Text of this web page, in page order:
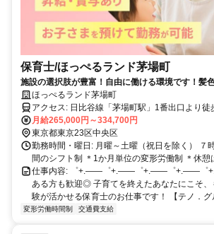
保育士/ほっぺるランド茅場町
施設の選択肢が豊富！自由に働ける環境です！髪
宅支援制度あり
ほっぺるランド茅場町
アクセス: 日比谷線「茅場町駅」1番出口より
月給265,000円～334,700円
東京都東京23区中央区
勤務時間・曜日: 月曜～土曜（祝日を除く） ７
間のシフト制 ＊1か月単位の変形労働制 ＊休憩
仕事内容: ゜+.――゜+.――゜+.――゜+.――゜
ある方も歓迎◎ 子育てを終えたあなたにこそ
験が活かせる保育士のお仕事です！ 【テノ．グ
変形労働時間制 交通費支給